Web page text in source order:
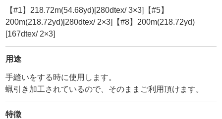
【#1】218.72m(54.68yd)[280dtex/ 3×3]【#5】
200m(218.72yd)[280dtex/ 2×3]【#8】200m(218.72yd)
[167dtex/ 2×3]
用途
手縫いをする時に使用します。
蝋引き加工されているので、そのままご利用頂けます。
特徴